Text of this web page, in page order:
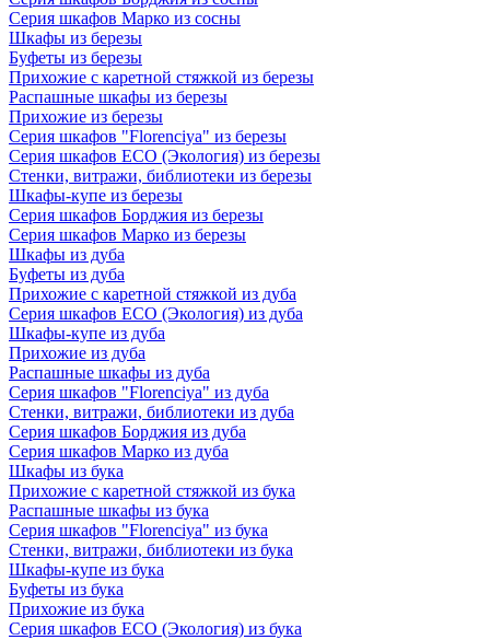
Серия шкафов Марко из сосны
Шкафы из березы
Буфеты из березы
Прихожие с каретной стяжкой из березы
Распашные шкафы из березы
Прихожие из березы
Серия шкафов "Florenciya" из березы
Серия шкафов ECO (Экология) из березы
Стенки, витражи, библиотеки из березы
Шкафы-купе из березы
Серия шкафов Борджия из березы
Серия шкафов Марко из березы
Шкафы из дуба
Буфеты из дуба
Прихожие с каретной стяжкой из дуба
Серия шкафов ECO (Экология) из дуба
Шкафы-купе из дуба
Прихожие из дуба
Распашные шкафы из дуба
Серия шкафов "Florenciya" из дуба
Стенки, витражи, библиотеки из дуба
Серия шкафов Борджия из дуба
Серия шкафов Марко из дуба
Шкафы из бука
Прихожие с каретной стяжкой из бука
Распашные шкафы из бука
Серия шкафов "Florenciya" из бука
Стенки, витражи, библиотеки из бука
Шкафы-купе из бука
Буфеты из бука
Прихожие из бука
Серия шкафов ECO (Экология) из бука